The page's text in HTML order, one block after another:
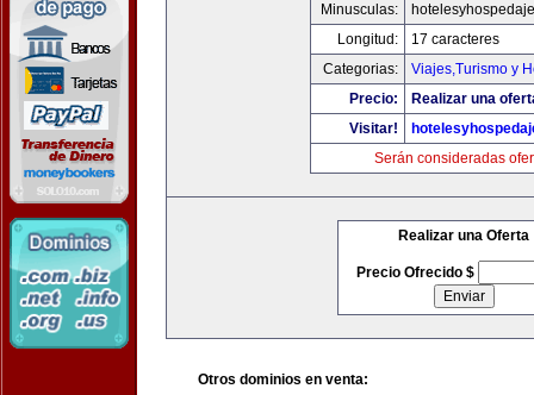
Minusculas:
Longitud:
17 caracteres
Categorias:
Viajes,Turismo y
Precio:
Realizar una
Visitar!
Serán consideradas
Realizar una Oferta
Precio Ofrecido $
Otros dominios en venta: